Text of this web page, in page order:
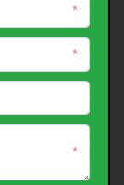
*
*
*